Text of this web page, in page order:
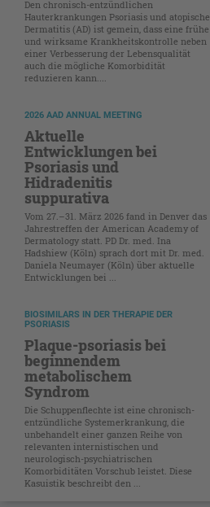
Den chronisch-entzündlichen
Hauterkrankungen Psoriasis und atopische
Dermatitis (AD) ist gemein, dass eine frühe
und wirksame Krankheitskontrolle neben
einer Verbesserung der Lebensqualität
auch die mögliche Komorbidität
reduzieren kann....
2026 AAD ANNUAL MEETING
Aktuelle
Entwicklungen bei
Psoriasis und
Hidradenitis
suppurativa
Vom 27.–31. März 2026 fand in Denver das
Jahrestreffen der American Academy of
Dermatology statt. PD Dr. med. Ina
Hadshiew (Köln) sprach dort mit Dr. med.
Daniela Neumayer (Köln) über aktuelle
Entwicklungen bei ...
BIOSIMILARS IN DER THERAPIE DER
PSORIASIS
Plaque-psoriasis bei
beginnendem
metabolischem
Syndrom
Die Schuppenflechte ist eine chronisch-
entzündliche Systemerkrankung, die
unbehandelt einer ganzen Reihe von
relevanten internistischen und
neurologisch-psychiatrischen
Komorbiditäten Vorschub leistet. Diese
Kasuistik beschreibt den ...